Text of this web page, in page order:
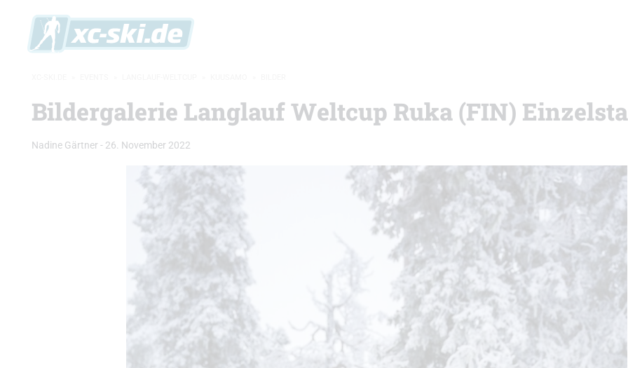
Bildergalerie Langlauf Weltcup Ruka (FIN)
Nadine Gärtner - 26. November 2022